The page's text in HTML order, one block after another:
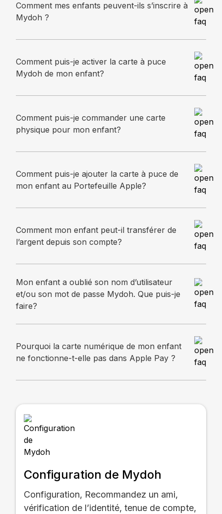
Comment mes enfants peuvent-ils s’inscrire à
Mydoh ?
Comment puis-je activer la carte à puce
Mydoh de mon enfant?
Comment puis-je commander une carte
physique pour mon enfant?
Comment puis-je ajouter la carte à puce de
mon enfant au Portefeuille Apple?
Comment mon enfant peut-il transférer de
l’argent depuis son compte?
Mon enfant a oublié son nom d’utilisateur
et/ou son mot de passe Mydoh. Que puis-je
faire?
Pourquoi la carte numérique de mon enfant
ne fonctionne-t-elle pas dans Apple Pay ?
Configuration de Mydoh
Configuration, Recommandez un ami,
vérification de l’identité, tenue de compte,